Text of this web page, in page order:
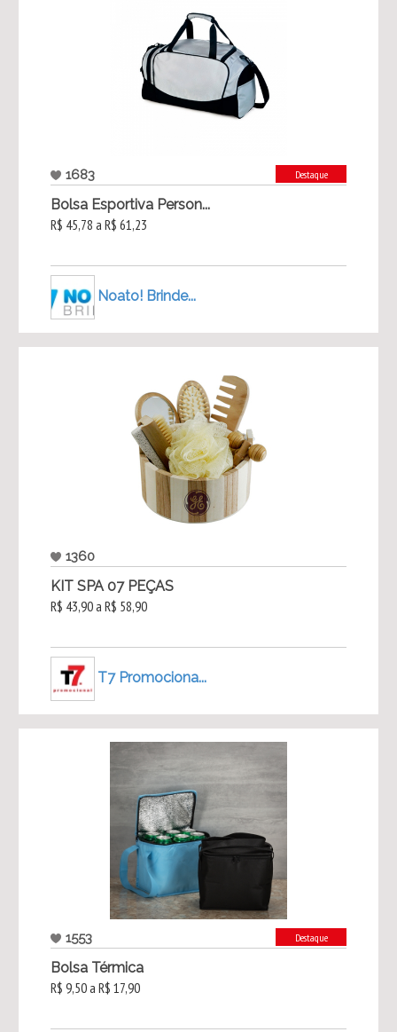
1683 Destaque
Bolsa Esportiva Person...
R$ 45,78 a R$ 61,23
Noato! Brinde...
1360
KIT SPA 07 PEÇAS
R$ 43,90 a R$ 58,90
T7 Promociona...
1553 Destaque
Bolsa Térmica
R$ 9,50 a R$ 17,90